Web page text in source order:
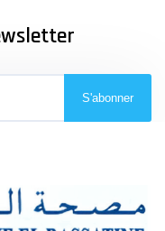
S'abonner